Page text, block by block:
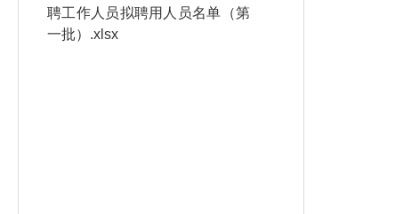
聘工作人员拟聘用人员名单（第
一批）.xlsx